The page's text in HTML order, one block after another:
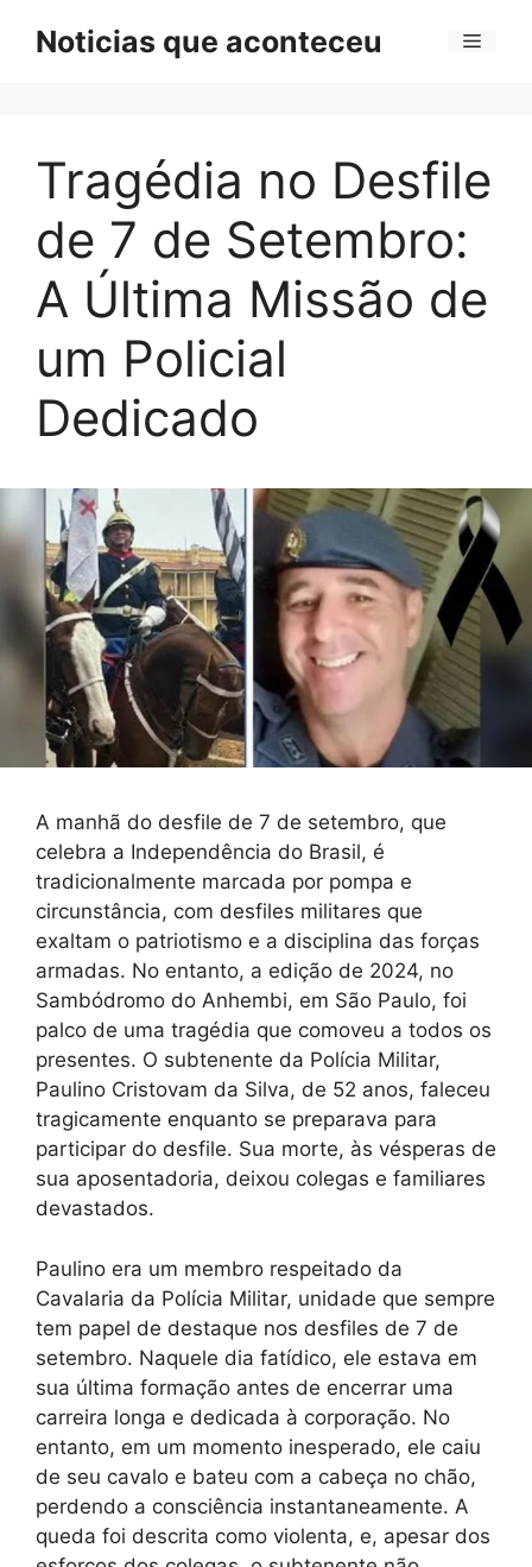
Noticias que aconteceu Menu
Tragédia no Desfile
de 7 de Setembro:
A Última Missão de
um Policial
Dedicado
A manhã do desfile de 7 de setembro, que
celebra a Independência do Brasil, é
tradicionalmente marcada por pompa e
circunstância, com desfiles militares que
exaltam o patriotismo e a disciplina das forças
armadas. No entanto, a edição de 2024, no
Sambódromo do Anhembi, em São Paulo, foi
palco de uma tragédia que comoveu a todos os
presentes. O subtenente da Polícia Militar,
Paulino Cristovam da Silva, de 52 anos, faleceu
tragicamente enquanto se preparava para
participar do desfile. Sua morte, às vésperas de
sua aposentadoria, deixou colegas e familiares
devastados.
Paulino era um membro respeitado da
Cavalaria da Polícia Militar, unidade que sempre
tem papel de destaque nos desfiles de 7 de
setembro. Naquele dia fatídico, ele estava em
sua última formação antes de encerrar uma
carreira longa e dedicada à corporação. No
entanto, em um momento inesperado, ele caiu
de seu cavalo e bateu com a cabeça no chão,
perdendo a consciência instantaneamente. A
queda foi descrita como violenta, e, apesar dos